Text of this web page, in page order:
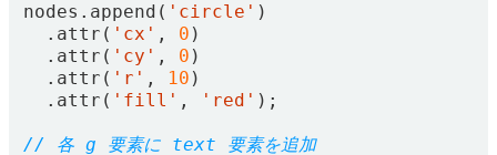
nodes . append ( 'circle' )
. attr ( 'cx' , 0 )
. attr ( 'cy' , 0 )
. attr ( 'r' , 10 )
. attr ( 'fill' , 'red' );